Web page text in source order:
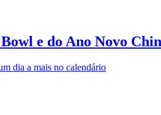
e do Ano Novo
dia a mais no calendário